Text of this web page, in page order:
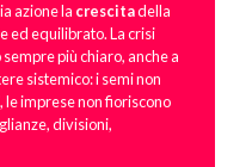
azione la crescitadella
ed equilibrato. La crisi
più chiaro, anche a
sistemico: i semi non
imprese non fioriscono
divisioni,